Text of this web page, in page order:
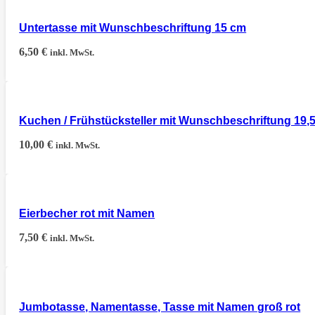
Untertasse mit Wunschbeschriftung 15 cm
6,50€ inkl. MwSt.
Kuchen / Frühstücksteller mit Wunschbeschriftung
10,00€ inkl. MwSt.
Eierbecher rot mit Namen
7,50€ inkl. MwSt.
Jumbotasse, Namentasse, Tasse mit Namen groß rot